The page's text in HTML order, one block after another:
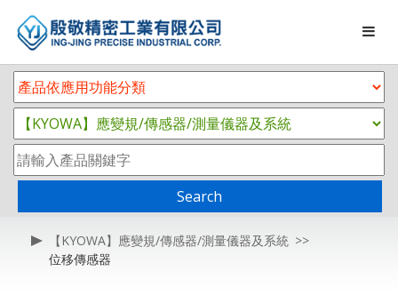
Search
【KYOWA】應變規/傳感器/測量儀器及系統
位移傳感器